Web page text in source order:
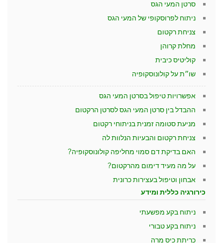
סרטן המעי הגס
ניתוח לפרוסקופי של המעי הגס
צניחת רקטום
מחלת קרוהן
קוליטיס כיבית
שו״ת על קולונוסקופיה
אפשרויות טיפול בסרטן המעי הגס
ההבדל בין סרטן המעי הגס לסרטן הרקטום
מניעת סטומה זמנית בניתוחי רקטום
צניחת רקטום והבעיות הנלוות לה
האם בדיקת דם סמוי מחליפה קולונוסקופיה?
על מה מעיד דימום מהרקטום?
אבחון וטיפול בעצירות כרונית
כירורגיה כללית ומידע
ניתוח בקע מפשעתי
ניתוח בקע טבורי
כריתת כיס מרה